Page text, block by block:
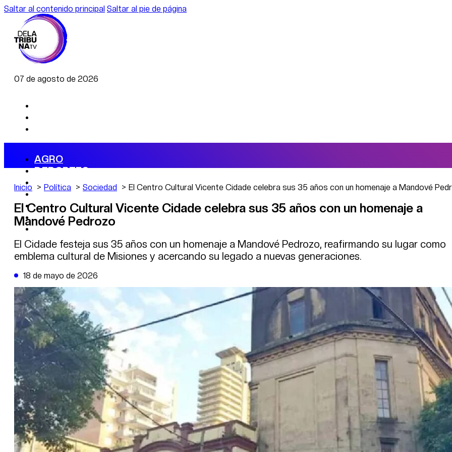
Saltar al contenido principal Saltar al pie de página
07 de agosto de 2026
AGRO
DEPORTES
ECONOMÍA
POLÍTICA
CAMBIO CLIMÁTICO
DATA FIRME
DE LA TRIBUNA TV
Inicio Política Sociedad El Centro Cultural Vicente Cidade celebra sus 35 años con un homenaje a Mandové
El Centro Cultural Vicente Cidade celebra sus 35 años con un homenaje a
Mandové Pedrozo
El Cidade festeja sus 35 años con un homenaje a Mandové Pedrozo, reafirmando su lugar como
emblema cultural de Misiones y acercando su legado a nuevas generaciones.
18 de mayo de 2026